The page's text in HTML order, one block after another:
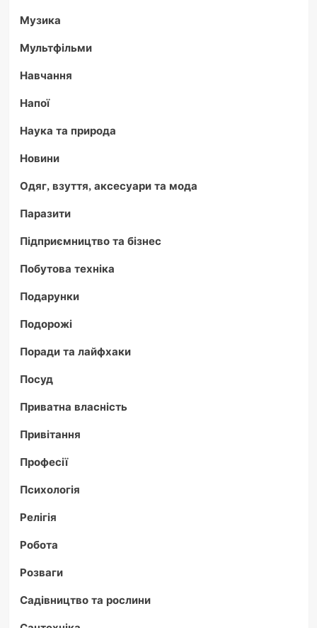
Музика
Мультфільми
Навчання
Напої
Наука та природа
Новини
Одяг, взуття, аксесуари та мода
Паразити
Підприємництво та бізнес
Побутова техніка
Подарунки
Подорожі
Поради та лайфхаки
Посуд
Приватна власність
Привітання
Професії
Психологія
Релігія
Робота
Розваги
Садівництво та рослини